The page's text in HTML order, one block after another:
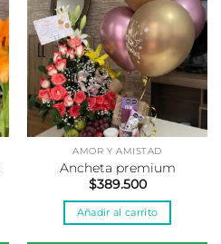
AMOR Y AMISTAD
Ancheta premium
$389.500
Añadir al carrito